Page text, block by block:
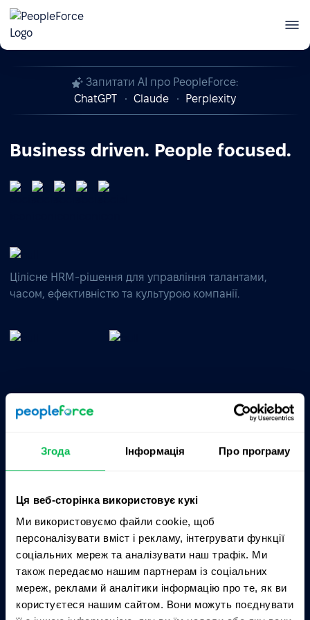
Згода Інформація Про програму
Ця веб-сторінка використовує кукі
Ми використовуємо файли cookie, щоб
персоналізувати вміст і рекламу, інтегрувати функції
соціальних мереж та аналізувати наш трафік. Ми
також передаємо нашим партнерам із соціальних
мереж, реклами й аналітики інформацію про те, як ви
користуєтеся нашим сайтом. Вони можуть поєднувати
Автоматизація кадрового обліку в Україні —
презентація PeopleForce Kadry
Запитати AI про PeopleForce:
ChatGPT
Claude Perplexity
Business driven. People focused.
Цілісне HRM-рішення для управління талантами,
часом, ефективністю та культурою компанії.
Продукти
Kadry
CoreHR
Recruit
Perform
Desk
Ціни
Партнери
Інтеграції
Кар’єрний сайт
Контакти